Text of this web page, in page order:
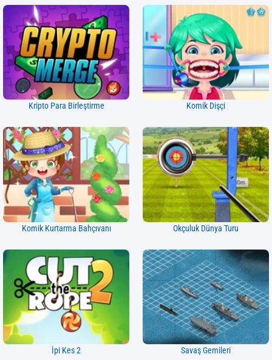
Kripto Para Birleştirme Komik Dişçi
Komik Kurtarma Bahçıvanı Okçuluk Dünya Turu
İpi Kes 2 Savaş Gemileri